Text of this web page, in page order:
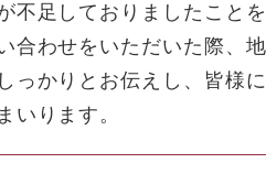
不足しておりましたこと
わせをいただいた際、
っかりとお伝えし、皆様
いります。